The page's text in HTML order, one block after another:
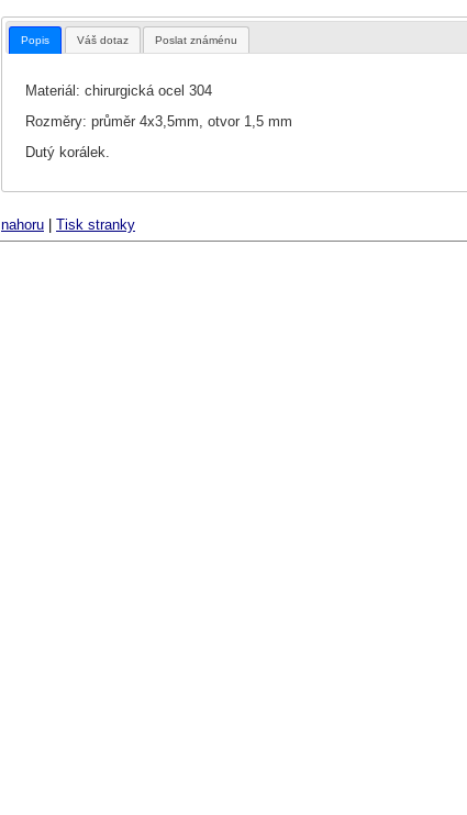
Popis Váš dotaz Poslat známénu
Materiál: chirurgická ocel 304
Rozměry: průměr 4x3,5mm, otvor 1,5 mm
Dutý korálek.
nahoru Tisk stranky